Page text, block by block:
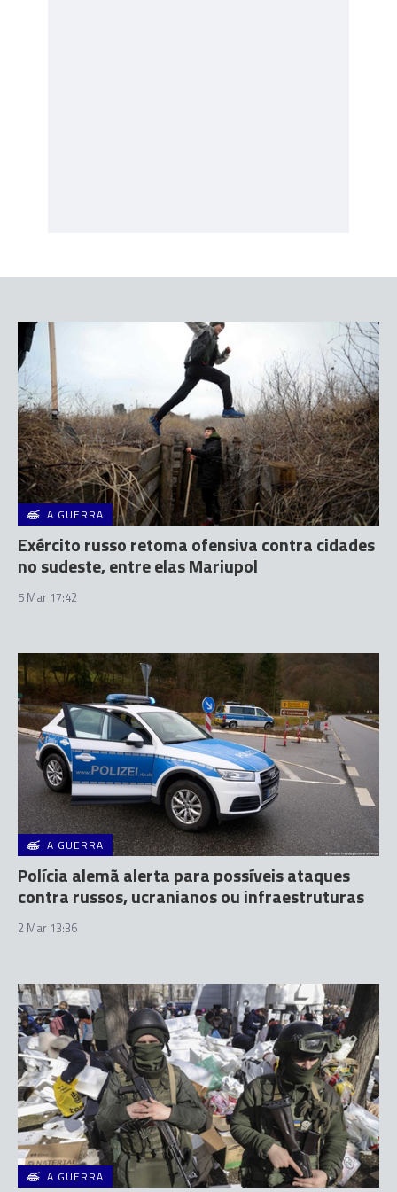
A GUERRA
Exército russo retoma ofensiva contra cidades
no sudeste, entre elas Mariupol
5 Mar 17:42
A GUERRA
Polícia alemã alerta para possíveis ataques
contra russos, ucranianos ou infraestruturas
2 Mar 13:36
A GUERRA